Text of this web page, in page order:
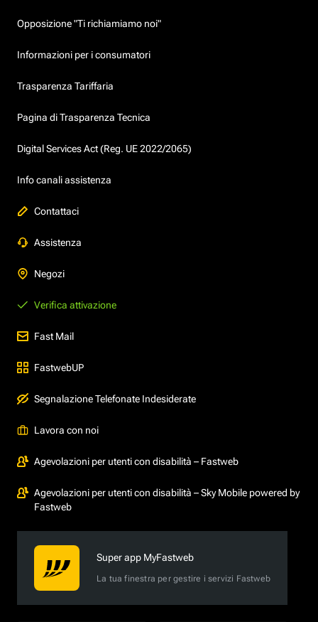
Opposizione "Ti richiamiamo noi"
Informazioni per i consumatori
Trasparenza Tariffaria
Pagina di Trasparenza Tecnica
Digital Services Act (Reg. UE 2022/2065)
Info canali assistenza
Contattaci
Assistenza
Negozi
Verifica attivazione
Fast Mail
FastwebUP
Segnalazione Telefonate Indesiderate
Lavora con noi
Agevolazioni per utenti con disabilità – Fastweb
Agevolazioni per utenti con disabilità – Sky Mobile powered by
Fastweb
Super app MyFastweb
La tua finestra per gestire i servizi Fastweb